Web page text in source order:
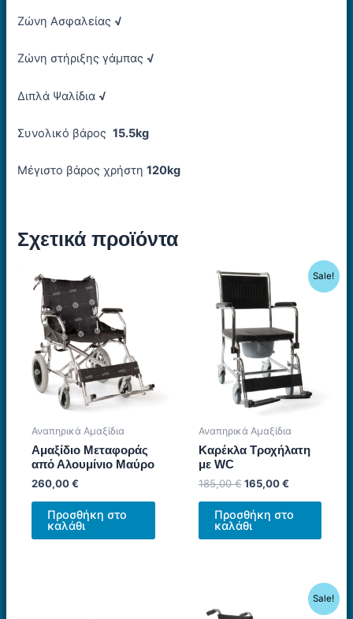
Ζώνη Ασφαλείας √
Ζώνη στήριξης γάμπας √
Διπλά Ψαλίδια √
Συνολικό βάρος 15.5kg
Μέγιστο βάρος χρήστη 120kg
Σχετικά προϊόντα
Αναπηρικά Αμαξίδια
Αμαξίδιο Μεταφοράς
από Αλουμίνιο Μαύρο
260,00€
Προσθήκη στο
καλάθι
Sale!
Αναπηρικά Αμαξίδια
Καρέκλα Τροχήλατη
με WC
185,00€ Original
was:
185,00 €.
165,00€Η
είναι:
165,00 €.
Προσθήκη στο
καλάθι
Sale!